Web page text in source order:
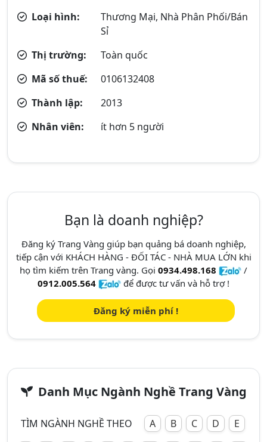
Loại hình:
Thương Mại, Nhà Phân Phối/Bán
Sỉ
Thị trường:
Toàn quốc
Mã số thuế:
0106132408
Thành lập:
2013
Nhân viên:
ít hơn 5 người
Bạn là doanh nghiệp?
Đăng ký Trang Vàng giúp bạn quảng bá doanh nghiệp,
tiếp cận với KHÁCH HÀNG - ĐỐI TÁC - NHÀ MUA LỚN khi
họ tìm kiếm trên Trang vàng. Gọi 0934.498.168
/
0912.005.564
để được tư vấn và hỗ trợ !
Đăng ký miễn phí !
Danh Mục Ngành Nghề Trang Vàng
TÌM NGÀNH NGHỀ THEO A B C D E